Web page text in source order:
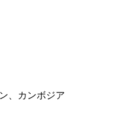
、カンボジア